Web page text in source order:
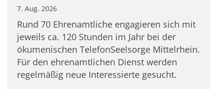
7. Aug. 2026
Rund 70 Ehrenamtliche engagieren sich mit
jeweils ca. 120 Stunden im Jahr bei der
ökumenischen TelefonSeelsorge Mittelrhein.
Für den ehrenamtlichen Dienst werden
regelmäßig neue Interessierte gesucht.